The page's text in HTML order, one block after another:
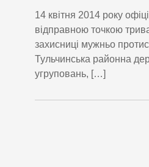
14 квітня 2014 року
відправною точкою
захисниці мужньо
Тульчинська районна
угруповань, […]